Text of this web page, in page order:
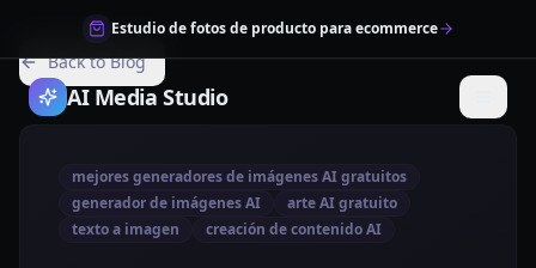
Estudio de fotos de producto para ecommerce
AI Media Studio
Back to Blog
mejores generadores de imágenes AI gratuitos
generador de imágenes AI
arte AI gratuito
texto a imagen
creación de contenido AI